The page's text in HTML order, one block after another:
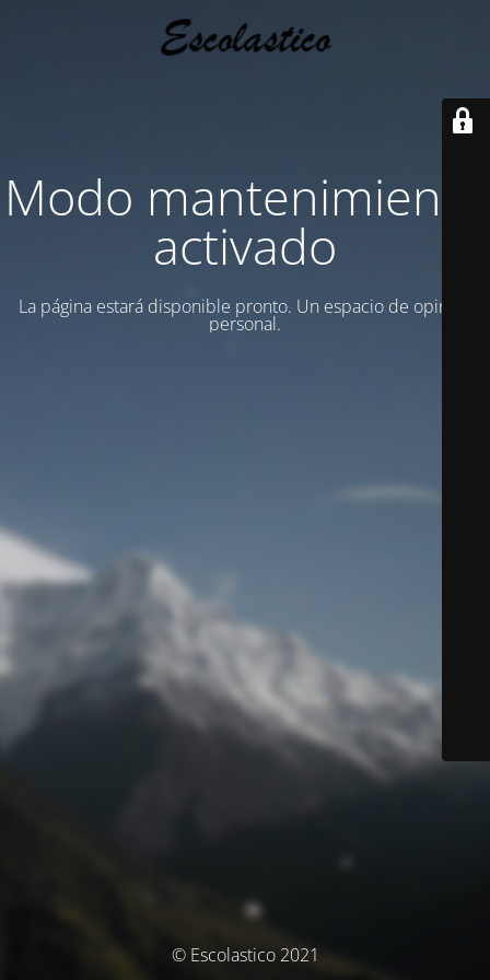
Modo mantenimiento
activado
La página estará disponible pronto. Un espacio de opinion
personal.
© Escolastico 2021